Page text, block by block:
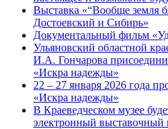
Выставка «“Вообще земля
Достоевский и Сибирь»
Документальный фильм
Ульяновский областной
И.А. Гончарова
«Искра надежды»
22 – 27 января 2026 года
«Искра надежды»
В Краеведческом музее
электронный выставочный